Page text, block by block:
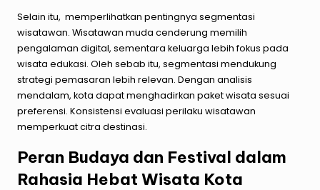
Selain itu, memperlihatkan pentingnya segmentasi
wisatawan. Wisatawan muda cenderung memilih
pengalaman digital, sementara keluarga lebih fokus pada
wisata edukasi. Oleh sebab itu, segmentasi mendukung
strategi pemasaran lebih relevan. Dengan analisis
mendalam, kota dapat menghadirkan paket wisata sesuai
preferensi. Konsistensi evaluasi perilaku wisatawan
memperkuat citra destinasi.
Peran Budaya dan Festival dalam
Rahasia Hebat Wisata Kota